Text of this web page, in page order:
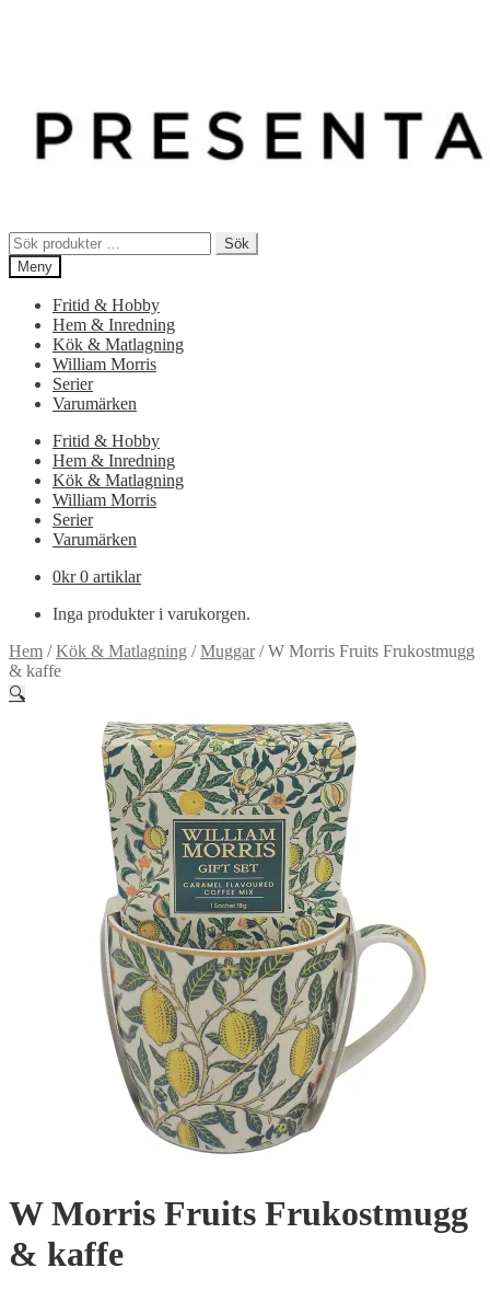
Sök
efter:
Sök
Meny
Fritid & Hobby
Hem & Inredning
Kök & Matlagning
William Morris
Serier
Varumärken
Fritid & Hobby
Hem & Inredning
Kök & Matlagning
William Morris
Serier
Varumärken
0kr 0 artiklar
Inga produkter i varukorgen.
Hem /Kök & Matlagning /Muggar/W Morris Fruits Frukostmugg
& kaffe
🔍
W Morris Fruits Frukostmugg
& kaffe